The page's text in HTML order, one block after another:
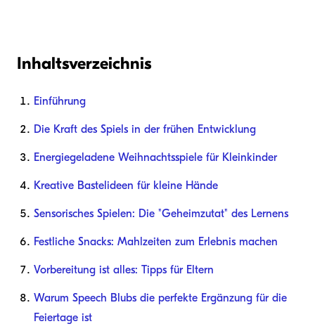
Inhaltsverzeichnis
Einführung
Die Kraft des Spiels in der frühen Entwicklung
Energiegeladene Weihnachtsspiele für Kleinkinder
Kreative Bastelideen für kleine Hände
Sensorisches Spielen: Die "Geheimzutat" des Lernens
Festliche Snacks: Mahlzeiten zum Erlebnis machen
Vorbereitung ist alles: Tipps für Eltern
Warum Speech Blubs die perfekte Ergänzung für die
Feiertage ist